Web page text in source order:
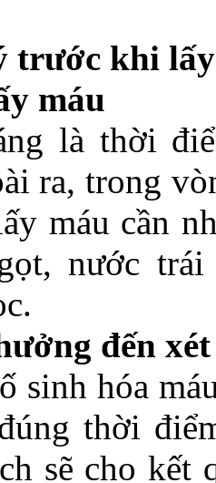
trước khi
máu
là thời
ra, trong
máu cần
nước
đến
hóa
thời
sẽ cho kết